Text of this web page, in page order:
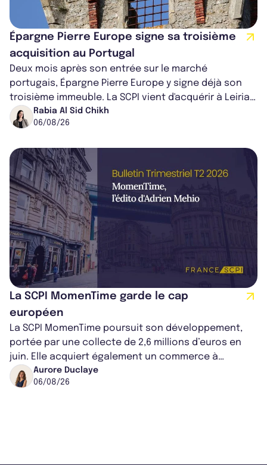
Épargne Pierre Europe signe sa troisième
acquisition au Portugal
Deux mois après son entrée sur le marché
portugais, Épargne Pierre Europe y signe déjà son
troisième immeuble. La SCPI vient d'acquérir à Leiria,
dans le centre du pays, un établis...
Rabia Al Sid Chikh
06/08/26
La SCPI MomenTime garde le cap
européen
La SCPI MomenTime poursuit son développement,
portée par une collecte de 2,6 millions d’euros en
juin. Elle acquiert également un commerce à
Worcester, place une plateforme logisti...
Aurore Duclaye
06/08/26